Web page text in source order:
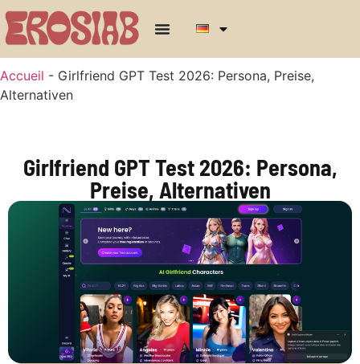
Accueil - Girlfriend GPT Test 2026: Persona, Preise,
Alternativen
Girlfriend GPT Test 2026: Persona,
Preise, Alternativen